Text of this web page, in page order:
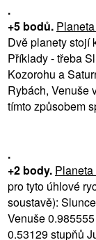
.
+5 bodů.
Dvě planety stojí
Příklady - třeba
Kozorohu a
Rybách, Venuše
tímto způsobem
.
+2 body.
pro tyto úhlové
soustavě):
Venuše
0.53129 stupňů